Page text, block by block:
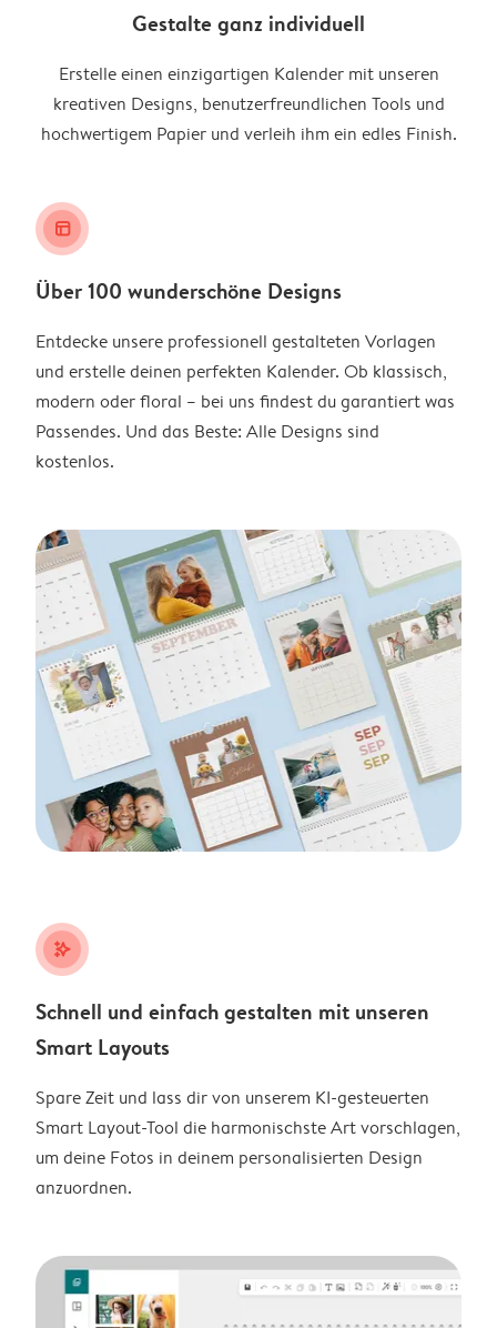
Gestalte ganz individuell
Erstelle einen einzigartigen Kalender mit unseren
kreativen Designs, benutzerfreundlichen Tools und
hochwertigem Papier und verleih ihm ein edles Finish.
layout_alt
Über 100 wunderschöne Designs
Entdecke unsere professionell gestalteten Vorlagen
und erstelle deinen perfekten Kalender. Ob klassisch,
modern oder floral – bei uns findest du garantiert was
Passendes. Und das Beste: Alle Designs sind
kostenlos.
stars_plus
Schnell und einfach gestalten mit unseren
Smart Layouts
Spare Zeit und lass dir von unserem KI-gesteuerten
Smart Layout-Tool die harmonischste Art vorschlagen,
um deine Fotos in deinem personalisierten Design
anzuordnen.